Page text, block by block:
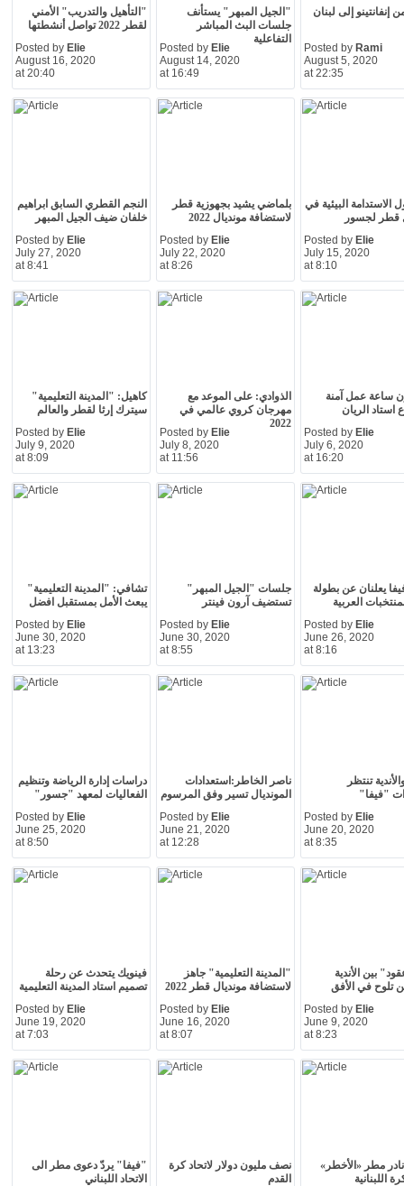
"التأهيل والتدريب" الأمني
لقطر 2022 تواصل أنشطتها
Posted by Elie
August 16, 2020
at 20:40
"الجيل المبهر" يستأنف
جلسات البث المباشر
التفاعلية
Posted by Elie
August 14, 2020
at 16:49
إنفانتينو إلى لبنان
Posted by Rami
August 5, 2020
at 22:35
النجم القطري السابق ابراهيم
خلفان ضيف الجيل المبهر
Posted by Elie
July 27, 2020
at 8:41
بلماضي يشيد بجهوزية قطر
لاستضافة مونديال 2022
Posted by Elie
July 22, 2020
at 8:26
الاستدامة البيئية في
قطر لجسور
Posted by Elie
July 15, 2020
at 8:10
كاهيل: "المدينة التعليمية"
سيترك إرثا لقطر والعالم
Posted by Elie
July 9, 2020
at 8:09
الذوادي: على الموعد مع
مهرجان كروي عالمي في
2022
Posted by Elie
July 8, 2020
at 11:56
ساعة عمل آمنة
الريان
Posted by Elie
July 6, 2020
at 16:20
تشافي: "المدينة التعليمية"
يبعث الأمل بمستقبل افضل
Posted by Elie
June 30, 2020
at 13:23
جلسات "الجيل المبهر"
تستضيف آرون فينتر
Posted by Elie
June 30, 2020
at 8:55
يعلنان عن بطولة
العربية
Posted by Elie
June 26, 2020
at 8:16
دراسات إدارة الرياضة وتنظيم
الفعاليات لمعهد "جسور"
Posted by Elie
June 25, 2020
at 8:50
ناصر الخاطر:استعدادات
المونديال تسير وفق المرسوم
Posted by Elie
June 21, 2020
at 12:28
تنتظر
"فيفا"
Posted by Elie
June 20, 2020
at 8:35
فينويك يتحدث عن رحلة
تصميم استاد المدينة التعليمية
Posted by Elie
June 19, 2020
at 7:03
"المدينة التعليمية" جاهز
لاستضافة مونديال قطر 2022
Posted by Elie
June 16, 2020
at 8:07
بين الأندية
تلوح في الأفق
Posted by Elie
June 9, 2020
at 8:23
"فيفا" يردّ دعوى مطر الى
الاتحاد اللبناني
نصف مليون دولار لاتحاد كرة
القدم
مطر «الأخطر»
اللبنانية